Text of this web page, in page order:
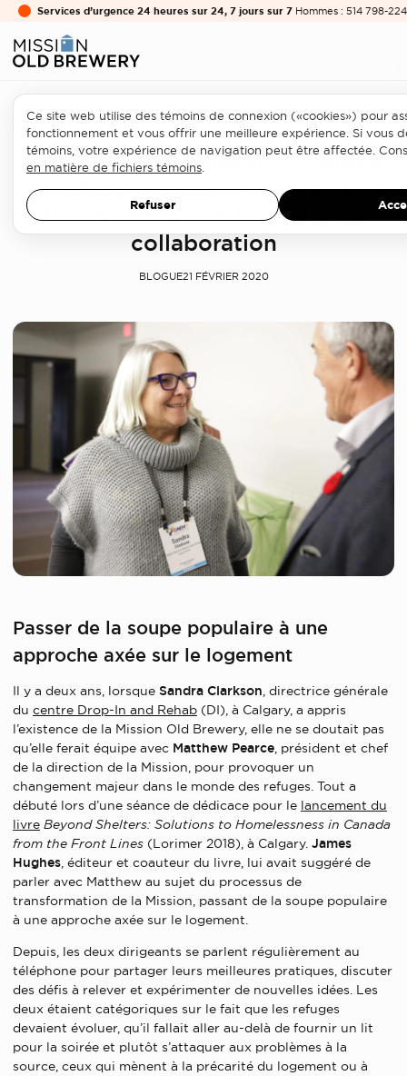
Services d’urgence 24 heures sur 24, 7 jours sur 7 Hommes : 514 798-
Secteur de l'itinérance
Inspirer le changement : comment
les refuges peuvent apprendre les
uns des autres et travailler en
collaboration
BLOGUE21 FÉVRIER 2020
Passer de la soupe populaire à une
approche axée sur le logement
Il y a deux ans, lorsque Sandra Clarkson, directrice générale
du centre Drop-In and Rehab (DI), à Calgary, a appris
l’existence de la Mission Old Brewery, elle ne se doutait pas
qu’elle ferait équipe avec Matthew Pearce, président et chef
de la direction de la Mission, pour provoquer un
changement majeur dans le monde des refuges. Tout a
débuté lors d’une séance de dédicace pour le lancement du
livre Beyond Shelters: Solutions to Homelessness in Canada
from the Front Lines (Lorimer 2018), à Calgary. James
Hughes, éditeur et coauteur du livre, lui avait suggéré de
parler avec Matthew au sujet du processus de
transformation de la Mission, passant de la soupe populaire
à une approche axée sur le logement.
Depuis, les deux dirigeants se parlent régulièrement au
téléphone pour partager leurs meilleures pratiques, discuter
des défis à relever et expérimenter de nouvelles idées. Les
deux étaient catégoriques sur le fait que les refuges
devaient évoluer, qu’il fallait aller au-delà de fournir un lit
pour la soirée et plutôt s’attaquer aux problèmes à la
source, ceux qui mènent à la précarité du logement ou à
Ce site web utilise des témoins de connexion («cookies») pour
fonctionnement et vous offrir une meilleure expérience. Si vous
témoins, votre expérience de navigation peut être affectée.
en matière de fichiers témoins
Refuser